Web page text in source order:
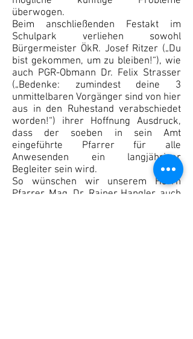
überwogen.
Beim anschließenden Festakt im
Schulpark verliehen sowohl
Bürgermeister ÖkR. Josef Ritzer („Du
bist gekommen, um zu bleiben!“), wie
auch PGR-Obmann Dr. Felix Strasser
(„Bedenke: zumindest deine 3
unmittelbaren Vorgänger sind von hier
aus in den Ruhestand verabschiedet
worden!“) ihrer Hoffnung Ausdruck,
dass der soeben in sein Amt
eingeführte Pfarrer für alle
Anwesenden ein langjähriger
Begleiter sein wird.
So wünschen wir unserem Herrn
Pfarrer, Mag. Dr. Rainer Hangler, auch